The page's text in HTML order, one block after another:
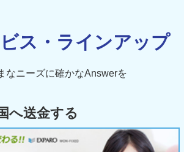
ス・ラインアップ
なニーズに確かなAnswerを
へ送金する